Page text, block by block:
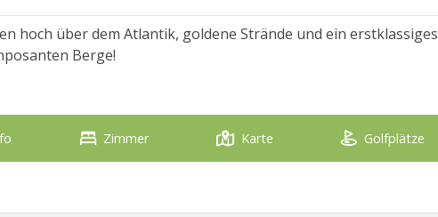
hoch über dem Atlantik, goldene Strände und ein erstklassiges
Berge!
Zimmer Karte Golfplätze